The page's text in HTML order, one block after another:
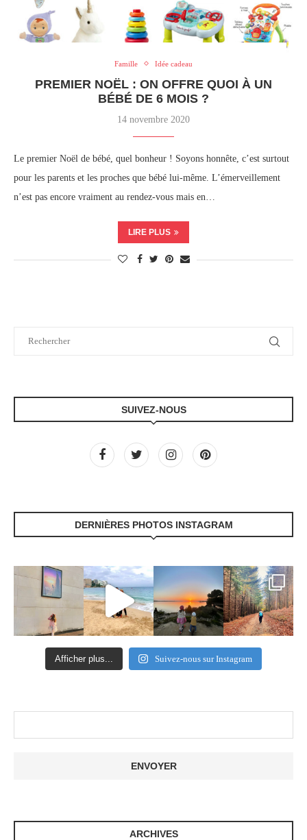
Famille Idée cadeau
PREMIER NOËL : ON OFFRE QUOI À UN
BÉBÉ DE 6 MOIS ?
14 novembre 2020
Le premier Noël de bébé, quel bonheur ! Soyons honnête, c’est surtout
pour les parents et les proches que bébé lui-même. L’émerveillement
n’est pas encore vraiment au rendez-vous mais en…
LIRE PLUS
SUIVEZ-NOUS
DERNIÈRES PHOTOS INSTAGRAM
Afficher plus... Suivez-nous sur Instagram
ARCHIVES